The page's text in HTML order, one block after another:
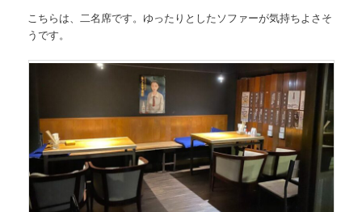
こちらは、二名席です。ゆったりとしたソファーが気持ちよさそ
うです。